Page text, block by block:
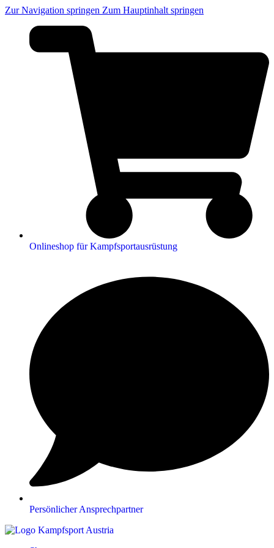
Zur Navigation springen Zum Hauptinhalt springen
Onlineshop für Kampfsportausrüstung
Persönlicher Ansprechpartner